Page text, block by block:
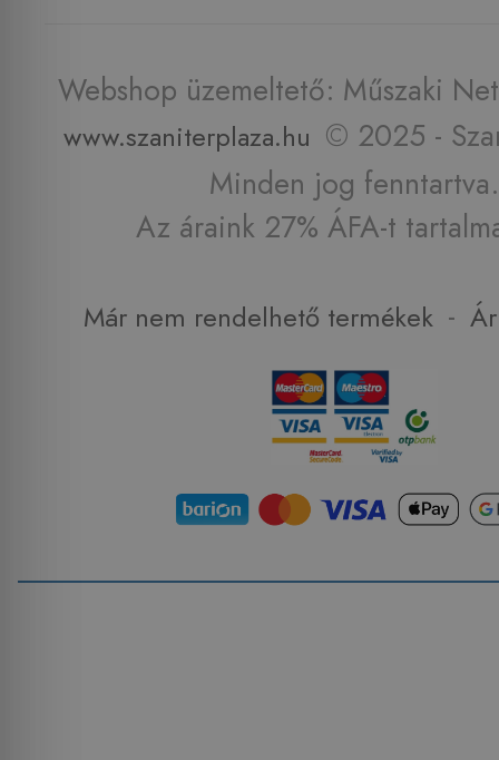
Webshop üzemeltető: Műszaki
www.szaniterplaza.hu © 2025 -
Minden jog fenntartva.
Az áraink 27% ÁFA-t
Már nem rendelhető termékek -